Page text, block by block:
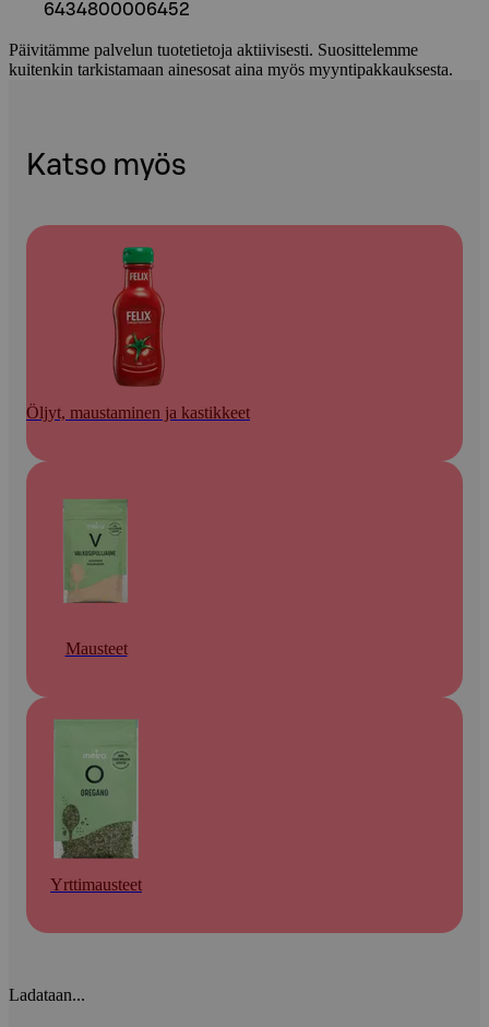
6434800006452
Päivitämme palvelun tuotetietoja aktiivisesti. Suosittelemme
kuitenkin tarkistamaan ainesosat aina myös myyntipakkauksesta.
Katso myös
Öljyt, maustaminen ja kastikkeet
Mausteet
Yrttimausteet
Ladataan...